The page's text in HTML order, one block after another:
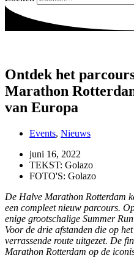
Ontdek het
Marathon
van Europa
Events, Nieuws
juni 16, 2022
TEKST: Golazo
FOTO'S: Golazo
De Halve Marathon Rotterdam
een compleet nieuw parcours.
enige grootschalige Summer
Voor de drie afstanden die op
verrassende route uitgezet. De
Marathon Rotterdam op de